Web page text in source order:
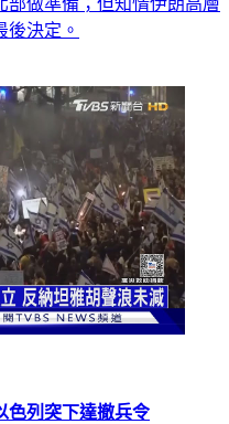
後決定。
列突下達撤兵令